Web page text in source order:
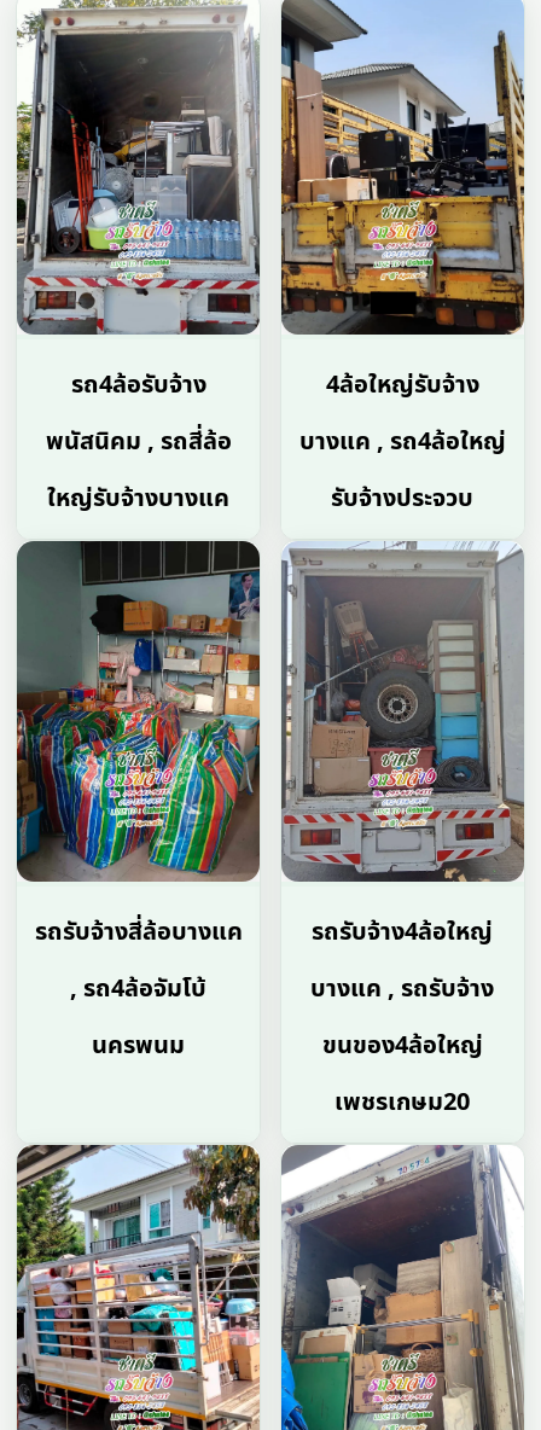
รถ4ล้อรับจ้าง
พนัสนิคม , รถสี่ล้อ
ใหญ่รับจ้างบางแค
4ล้อใหญ่รับจ้าง
บางแค , รถ4ล้อใหญ่
รับจ้างประจวบ
รถรับจ้างสี่ล้อบางแค
, รถ4ล้อจัมโบ้
นครพนม
รถรับจ้าง4ล้อใหญ่
บางแค , รถรับจ้าง
ขนของ4ล้อใหญ่
เพชรเกษม20